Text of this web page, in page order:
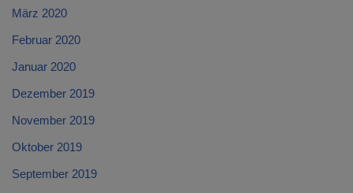
März 2020
Februar 2020
Januar 2020
Dezember 2019
November 2019
Oktober 2019
September 2019